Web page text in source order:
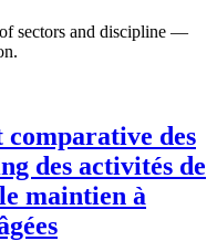
sectors and discipline —
des
des activités de
maintien à